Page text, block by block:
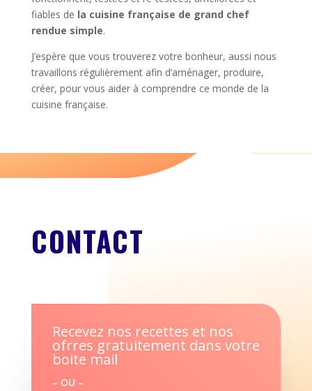
fiables de la cuisine française de grand chef
rendue simple.
J’espère que vous trouverez votre bonheur, aussi nous
travaillons régulièrement afin d’aménager, produire,
créer, pour vous aider à comprendre ce monde de la
cuisine française.
CONTACT
Recevez nos recettes et nos
ofrres gratuitement dans votre
boite mail
– OU –